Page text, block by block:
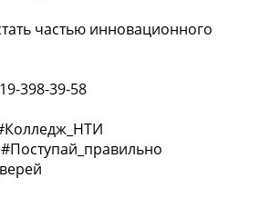
частью инновационного
398-39-58